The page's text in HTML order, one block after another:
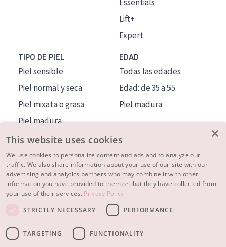
Lift+
Expert
TIPO DE PIEL
Piel sensible
Piel normal y seca
Piel mixata o grasa
Piel madura
Piel expuesta al sol
Piel menopáusica
EDAD
Todas las edades
Edad: de 35 a 55
Piel madura
MÁS SOBRE NOSOTROS
INSPIRACIÓN
CONTACTO
© 2023 - 2026 Diadermine
×
This website uses cookies
We use cookies to personalize content and ads and to analyze our
traffic. We also share information about your use of our site with our
advertising and analytics partners who may combine it with other
information you have provided to them or that they have collected from
your use of their services. Privacy Policy
STRICTLY NECESSARY
PERFORMANCE
TARGETING FUNCTIONALITY